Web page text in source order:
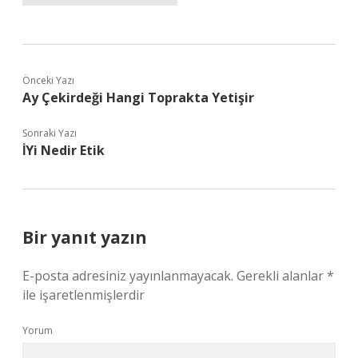
Önceki Yazı
Ay Çekirdeği Hangi Toprakta Yetişir
Sonraki Yazı
İYi Nedir Etik
Bir yanıt yazın
E-posta adresiniz yayınlanmayacak. Gerekli alanlar*
ile işaretlenmişlerdir
Yorum